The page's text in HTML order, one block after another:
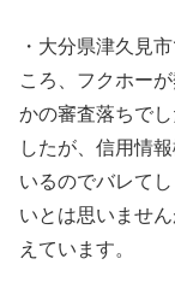
・大分県津久見
ころ、フクホー
かの審査落ちで
したが、信用情
いるのでバレて
いとは思いませ
えています。